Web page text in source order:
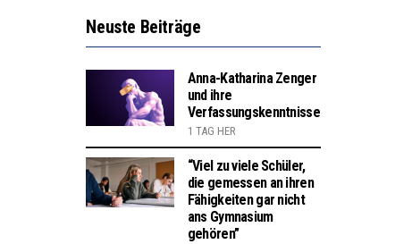
Neuste Beiträge
Anna-Katharina Zenger
und ihre
Verfassungskenntnisse
1 TAG HER
“Viel zu viele Schüler,
die gemessen an ihren
Fähigkeiten gar nicht
ans Gymnasium
gehören”